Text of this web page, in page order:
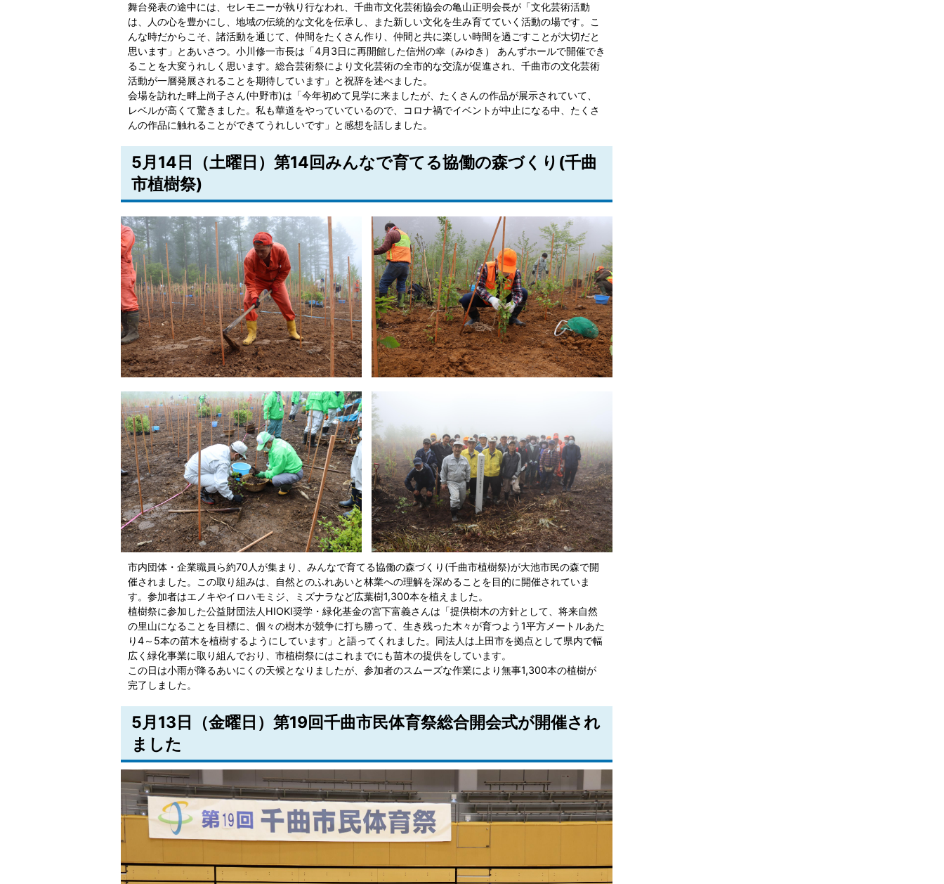
舞台発表の途中には、セレモニーが執り行なわれ、千曲市文化芸術協会の亀山正明会長が「文化芸術活動
は、人の心を豊かにし、地域の伝統的な文化を伝承し、また新しい文化を生み育てていく活動の場です。こ
んな時だからこそ、諸活動を通じて、仲間をたくさん作り、仲間と共に楽しい時間を過ごすことが大切だと
思います」とあいさつ。小川修一市長は「4月3日に再開館した信州の幸（みゆき） あんずホールで開催でき
ることを大変うれしく思います。総合芸術祭により文化芸術の全市的な交流が促進され、千曲市の文化芸術
活動が一層発展されることを期待しています」と祝辞を述べました。
会場を訪れた畔上尚子さん(中野市)は「今年初めて見学に来ましたが、たくさんの作品が展示されていて、
レベルが高くて驚きました。私も華道をやっていているので、コロナ禍でイベントが中止になる中、たくさ
んの作品に触れることができてうれしいです」と感想を話しました。
5月14日（土曜日）第14回みんなで育てる協働の森づくり(千曲
市植樹祭)
市内団体・企業職員ら約70人が集まり、みんなで育てる協働の森づくり(千曲市植樹祭)が大池市民の森で開
催されました。この取り組みは、自然とのふれあいと林業への理解を深めることを目的に開催されていま
す。参加者はエノキやイロハモミジ、ミズナラなど広葉樹1,300本を植えました。
植樹祭に参加した公益財団法人HIOKI奨学・緑化基金の宮下富義さんは「提供樹木の方針として、将来自然
の里山になることを目標に、個々の樹木が競争に打ち勝って、生き残った木々が育つよう1平方メートルあた
り4～5本の苗木を植樹するようにしています」と語ってくれました。同法人は上田市を拠点として県内で幅
広く緑化事業に取り組んでおり、市植樹祭にはこれまでにも苗木の提供をしています。
この日は小雨が降るあいにくの天候となりましたが、参加者のスムーズな作業により無事1,300本の植樹が
完了しました。
5月13日（金曜日）第19回千曲市民体育祭総合開会式が開催され
ました